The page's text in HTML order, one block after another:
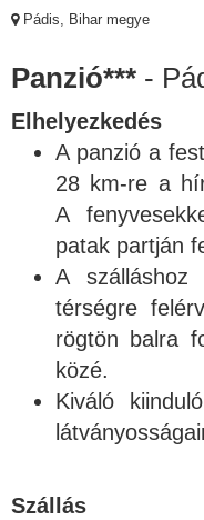
Pádis, Bihar megye
Panzió*** -
Elhelyezkedés
A panzió a
28 km-re a
A
patak partján
A szálláshoz
térségre
rögtön balra
közé.
Kiváló
Szállás